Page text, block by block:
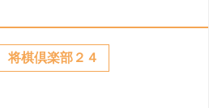
将棋倶楽部２４